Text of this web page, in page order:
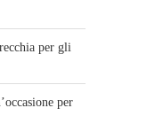
per gli
per